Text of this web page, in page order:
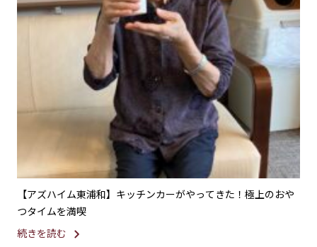
【アズハイム東浦和】キッチンカーがやってきた！極上のおや
つタイムを満喫
続きを読む